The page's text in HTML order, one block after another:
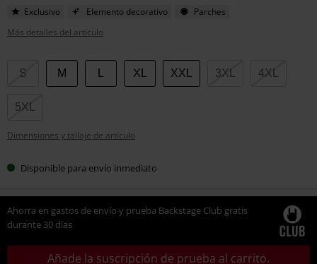
Exclusivo Elemento decorativo
Parches
Más detalles del artículo
Elige
talla
S M XL XXL 3XL 4XL
5XL
Dimensiones y tallaje de artículo
Disponible para envío inmediato
Ahorra en gastos de envío y prueba Backstage Club gratis
durante 30 días
Añade la suscripción de prueba al carrito.